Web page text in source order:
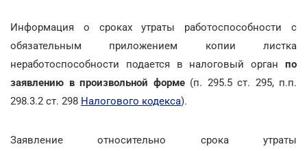
Информация о сроках утраты работоспособности с
обязательным приложением копии листка
неработоспособности подается в налоговый орган по
заявлению в произвольной форме(п. 295.5 ст. 295, п.п.
298.3.2 ст. 298 Налогового кодекса).
Заявление относительно срока утраты